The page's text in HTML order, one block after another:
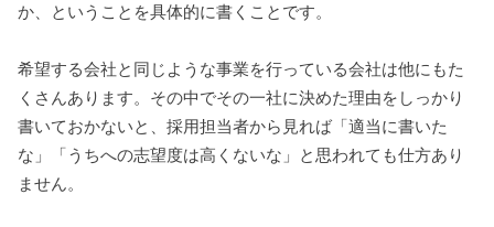
か、ということを具体的に書くことです。
希望する会社と同じような事業を行っている会社は他にもた
くさんあります。その中でその一社に決めた理由をしっかり
書いておかないと、採用担当者から見れば「適当に書いた
な」「うちへの志望度は高くないな」と思われても仕方あり
ません。